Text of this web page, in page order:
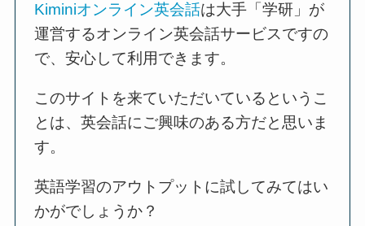
Kiminiオンライン英会話は大手「学研」が
運営するオンライン英会話サービスですの
で、安心して利用できます。
このサイトを来ていただいているというこ
とは、英会話にご興味のある方だと思いま
す。
英語学習のアウトプットに試してみてはい
かがでしょうか？